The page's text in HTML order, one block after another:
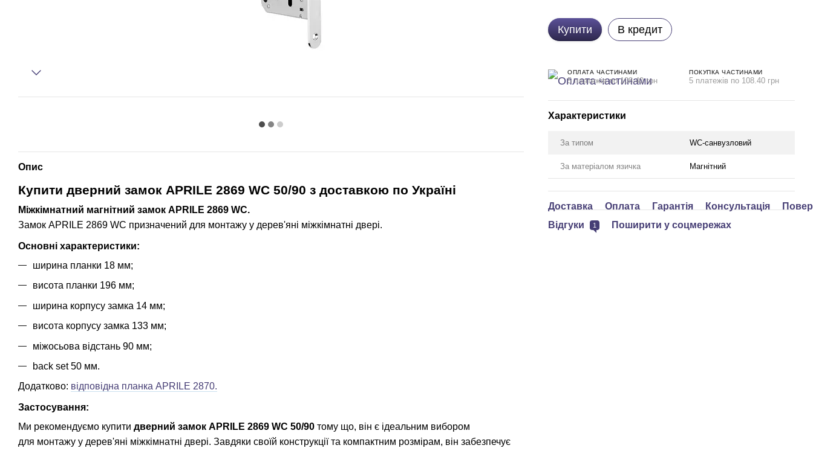
Опис
Купити дверний замок APRILE 2869 WC 50/90 з доставкою по Україні
Міжкімнатний магнітний замок APRILE 2869 WC.
Замок APRILE 2869 WC призначений для монтажу у дерев'яні міжкімнатні двері.
Основні характеристики:
ширина планки 18 мм;
висота планки 196 мм;
ширина корпусу замка 14 мм;
висота корпусу замка 133 мм;
міжосьова відстань 90 мм;
back set 50 мм.
Додатково: відповідна планка APRILE 2870.
Застосування:
Ми рекомендуємо купити дверний замок APRILE 2869 WC 50/90 тому що, він є ідеальним вибором
для монтажу у дерев'яні міжкімнатні двері. Завдяки своїй конструкції та компактним розмірам, він забезпечує
Купити В кредит
ОПЛАТА ЧАСТИНАМИ
5 платежів по 108.40 грн
ПОКУПКА ЧАСТИНАМИ
5 платежів по 108.40 грн
Характеристики
За типом WC-санвузловий
За матеріалом язичка Магнітний
Доставка Оплата Гарантія Консультація
Відгуки
1 Поширити у соцмережах